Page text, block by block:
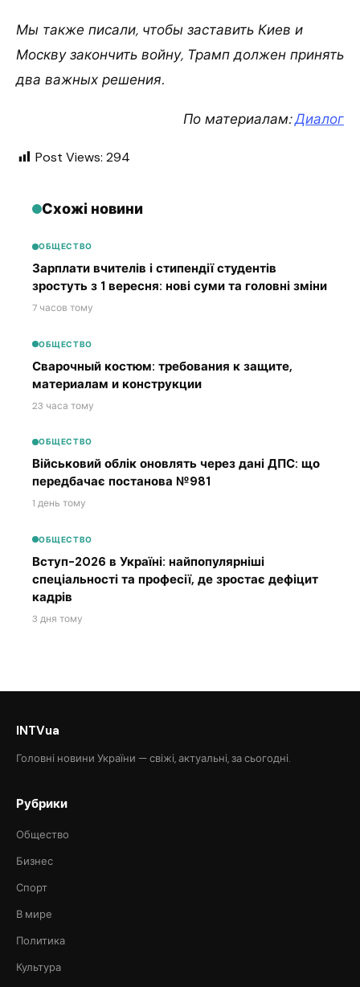
Мы также писали, чтобы заставить Киев и
Москву закончить войну, Трамп должен принять
два важных решения.
По материалам:Диалог
Post Views: 294
Схожі новини
ОБЩЕСТВО
Зарплати вчителів і стипендії студентів
зростуть з 1 вересня: нові суми та головні зміни
7 часов тому
ОБЩЕСТВО
Сварочный костюм: требования к защите,
материалам и конструкции
23 часа тому
ОБЩЕСТВО
Військовий облік оновлять через дані ДПС: що
передбачає постанова №981
1 день тому
ОБЩЕСТВО
Вступ-2026 в Україні: найпопулярніші
спеціальності та професії, де зростає дефіцит
кадрів
3 дня тому
INTVua
Головні новини України — свіжі, актуальні, за сьогодні.
Рубрики
Общество
Бизнес
Спорт
В мире
Политика
Культура